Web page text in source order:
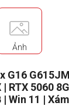
Ảnh
G16
RTX 5060
| Win 11 |